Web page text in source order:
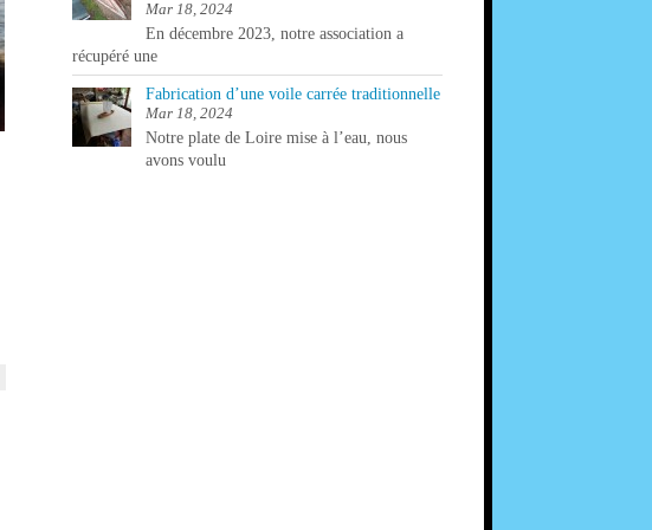
Mar 18, 2024
En décembre 2023, notre association a
récupéré une
Fabrication d’une voile carrée traditionnelle
Mar 18, 2024
Notre plate de Loire mise à l’eau, nous
avons voulu